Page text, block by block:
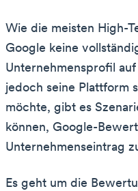
Wie die meisten High-
Google keine
Unternehmensprofil
jedoch seine Plattform
möchte, gibt es
können, Google-
Unternehmenseintrag
Es geht um die